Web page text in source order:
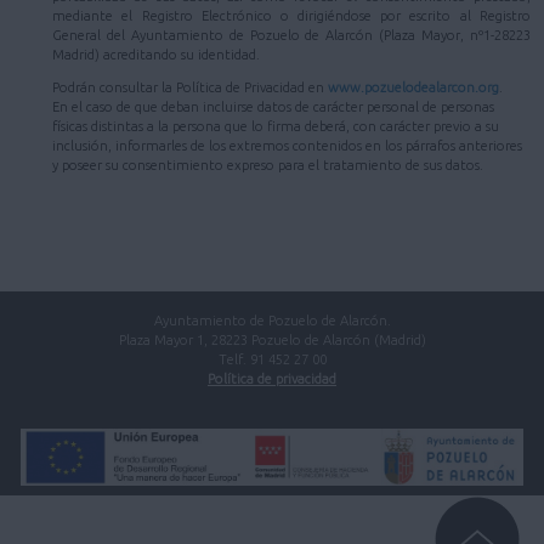
mediante el Registro Electrónico o dirigiéndose por escrito al Registro
General del Ayuntamiento de Pozuelo de Alarcón (Plaza Mayor, nº1-28223
Madrid) acreditando su identidad.
Podrán consultar la Política de Privacidad en www.pozuelodealarcon.org
En el caso de que deban incluirse datos de carácter personal de personas
físicas distintas a la persona que lo firma deberá, con carácter previo a su
inclusión, informarles de los extremos contenidos en los párrafos anteriores
y poseer su consentimiento expreso para el tratamiento de sus datos.
Ayuntamiento de Pozuelo de Alarcón.
Plaza Mayor 1, 28223 Pozuelo de Alarcón (Madrid)
Telf. 91 452 27 00
Política de privacidad